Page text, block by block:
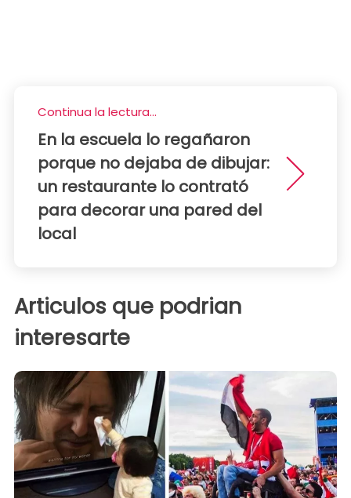
Continua la lectura...
En la escuela lo regañaron
porque no dejaba de dibujar:
un restaurante lo contrató
para decorar una pared del
local
Articulos que podrian
interesarte